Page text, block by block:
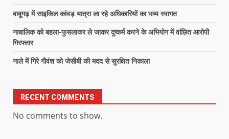
बाबूगढ़ में साइकिल कांवड़ यात्रा ला रहे अधिकारियों का भव्य स्वागत
नाबालिक को बहला-फुसलाकर ले जाकर दुष्कर्म करने के अभियोग में वांछित आरोपी
गिरफ्तार
नाले में गिरे गौवंश को जेसीबी की मदद से सुरक्षित निकाला
RECENT COMMENTS
No comments to show.